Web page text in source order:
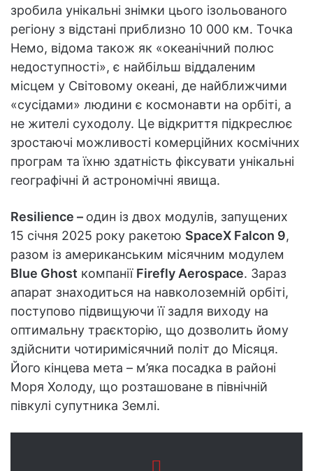
зробила унікальні знімки цього ізольованого
регіону з відстані приблизно 10 000 км. Точка
Немо, відома також як «океанічний полюс
недоступності», є найбільш віддаленим
місцем у Світовому океані, де найближчими
«сусідами» людини є космонавти на орбіті, а
не жителі суходолу. Це відкриття підкреслює
зростаючі можливості комерційних космічних
програм та їхню здатність фіксувати унікальні
географічні й астрономічні явища.
Resilience – один із двох модулів, запущених
15 січня 2025 року ракетою SpaceX Falcon 9,
разом із американським місячним модулем
Blue Ghost компанії Firefly Aerospace. Зараз
апарат знаходиться на навколоземній орбіті,
поступово підвищуючи її задля виходу на
оптимальну траєкторію, що дозволить йому
здійснити чотиримісячний політ до Місяця.
Його кінцева мета – м’яка посадка в районі
Моря Холоду, що розташоване в північній
півкулі супутника Землі.